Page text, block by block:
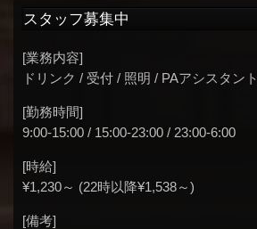
スタッフ募集中
[業務内容]
ドリンク / 受付 / 照明 / PAアシスタント
[勤務時間]
9:00-15:00 / 15:00-23:00 / 23:00-6:00
[時給]
¥1,230～ (22時以降¥1,538～)
[備考]